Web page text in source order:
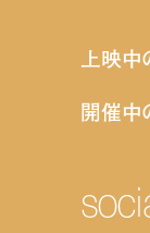
上映中
開催中